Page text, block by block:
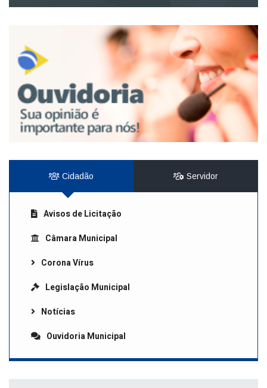
Cidadão Servidor
Avisos de Licitação
Câmara Municipal
Corona Vírus
Legislação Municipal
Notícias
Ouvidoria Municipal